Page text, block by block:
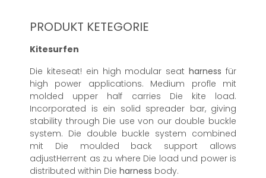
PRODUKT KETEGORIE
Kitesurfen
Die kiteseat! ein high modular seatharness für
high power applications. Medium profle mit
molded upper half carries Die kite load.
Incorporated is ein solid spreader bar, giving
stability through Die use von our double buckle
system. Die double buckle system combined
mit Die moulded back support allows
adjustHerrent as zu where Die load und power is
distributed within Die harness body.